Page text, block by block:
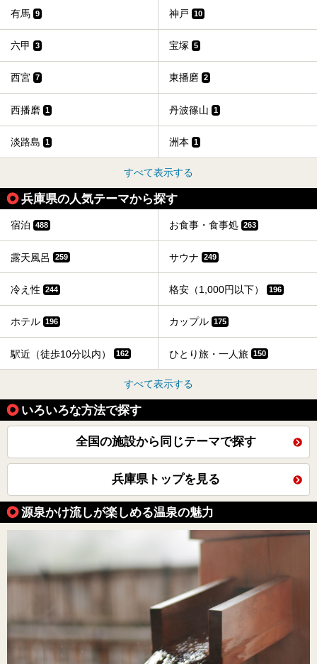
有馬 9 神戸 10
六甲 3 宝塚 5
西宮 7 東播磨 2
西播磨 1 丹波篠山 1
淡路島 1 洲本 1
すべて表示する
兵庫県の人気テーマから探す
宿泊 488 お食事・食事処 263
露天風呂 259 サウナ 249
冷え性 244 格安（1,000円以下） 196
ホテル 196 カップル 175
駅近（徒歩10分以内） 162 ひとり旅・一人旅 150
すべて表示する
いろいろな方法で探す
全国の施設から同じテーマで探す
兵庫県トップを見る
源泉かけ流しが楽しめる温泉の魅力